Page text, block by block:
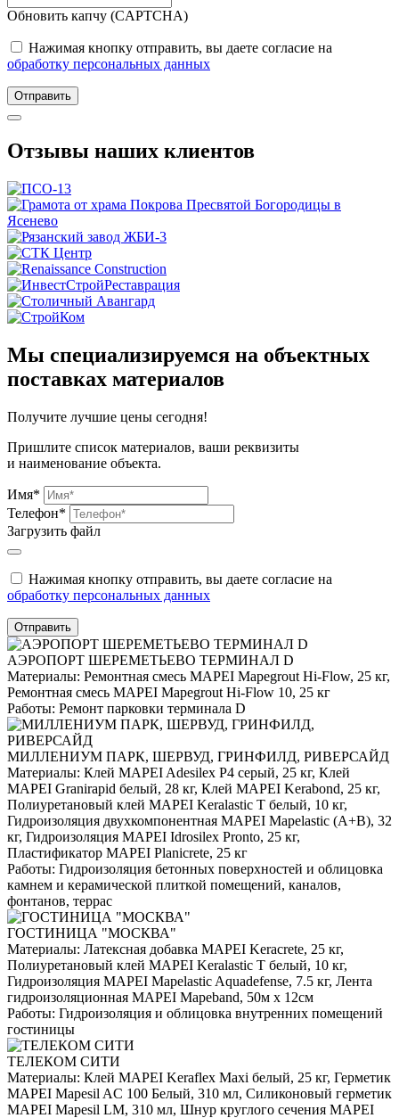
Обновить капчу (CAPTCHA)
Нажимая кнопку отправить, вы даете согласие на
обработку персональных данных
Отправить
Отзывы наших клиентов
Мы специализируемся на объектных
поставках материалов
Получите лучшие цены сегодня!
Пришлите список материалов, ваши реквизиты
и наименование объекта.
Имя*
Телефон*
Загрузить файл
Нажимая кнопку отправить, вы даете согласие на
обработку персональных данных
Отправить
АЭРОПОРТ ШЕРЕМЕТЬЕВО ТЕРМИНАЛ D
Материалы: Ремонтная смесь MAPEI Mapegrout Hi-Flow, 25 кг,
Ремонтная смесь MAPEI Mapegrout Hi-Flow 10, 25 кг
Работы: Ремонт парковки терминала D
МИЛЛЕНИУМ ПАРК, ШЕРВУД, ГРИНФИЛД, РИВЕРСАЙД
Материалы: Клей MAPEI Adesilex P4 серый, 25 кг, Клей
MAPEI Granirapid белый, 28 кг, Клей MAPEI Kerabond, 25 кг,
Полиуретановый клей MAPEI Keralastic T белый, 10 кг,
Гидроизоляция двухкомпонентная MAPEI Mapelastic (А+B), 32
кг, Гидроизоляция MAPEI Idrosilex Pronto, 25 кг,
Пластификатор MAPEI Planicrete, 25 кг
Работы: Гидроизоляция бетонных поверхностей и облицовка
камнем и керамической плиткой помещений, каналов,
фонтанов, террас
ГОСТИНИЦА "МОСКВА"
Материалы: Латексная добавка MAPEI Keracrete, 25 кг,
Полиуретановый клей MAPEI Keralastic T белый, 10 кг,
Гидроизоляция MAPEI Mapelastic Aquadefense, 7.5 кг, Лента
гидроизоляционная MAPEI Mapeband, 50м x 12см
Работы: Гидроизоляция и облицовка внутренних помещений
гостиницы
ТЕЛЕКОМ СИТИ
Материалы: Клей MAPEI Keraflex Maxi белый, 25 кг, Герметик
MAPEI Mapesil AC 100 Белый, 310 мл, Силиконовый герметик
MAPEI Mapesil LM, 310 мл, Шнур круглого сечения MAPEI